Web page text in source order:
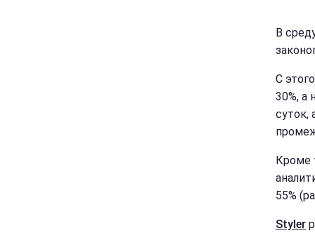
В
С
30%, а
суток,
Кроме
55%
Styler